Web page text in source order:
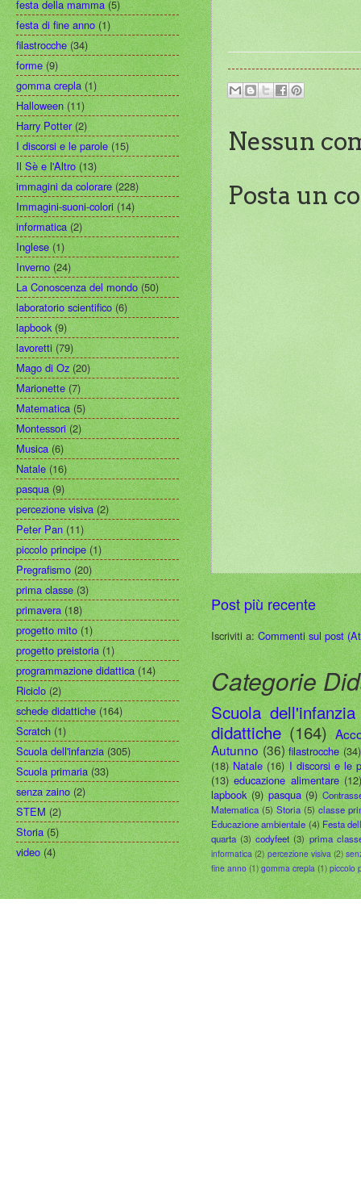
Nessun
Posta un
Post più recente
Iscriviti a:Commenti sul post
Categorie
Scuola dell'infanzia
didattiche (164)
Autunno (36) filastrocche (34)
(18) Natale (16) I discorsi e le
(13) educazione alimentare
lapbook (9) pasqua (9)
Matematica (5) Storia (5) classe
Educazione ambientale (4) Festa
quarta (3) codyfeet (3) prima
informatica (2) percezione visiva (2)
fine anno (1) gomma crepla (1) piccolo
festa della mamma (5)
festa di fine anno (1)
filastrocche (34)
forme (9)
gomma crepla (1)
Halloween (11)
Harry Potter (2)
I discorsi e le parole (15)
Il Sè e l'Altro (13)
immagini da colorare (228)
Immagini-suoni-colori (14)
informatica (2)
Inglese (1)
Inverno (24)
La Conoscenza del mondo (50)
laboratorio scientifico (6)
lapbook (9)
lavoretti (79)
Mago di Oz (20)
Marionette (7)
Matematica (5)
Montessori (2)
Musica (6)
Natale (16)
pasqua (9)
percezione visiva (2)
Peter Pan (11)
piccolo principe (1)
Pregrafismo (20)
prima classe (3)
primavera (18)
progetto mito (1)
progetto preistoria (1)
programmazione didattica (14)
Riciclo (2)
schede didattiche (164)
Scratch (1)
Scuola dell'infanzia (305)
Scuola primaria (33)
senza zaino (2)
STEM (2)
Storia (5)
video (4)